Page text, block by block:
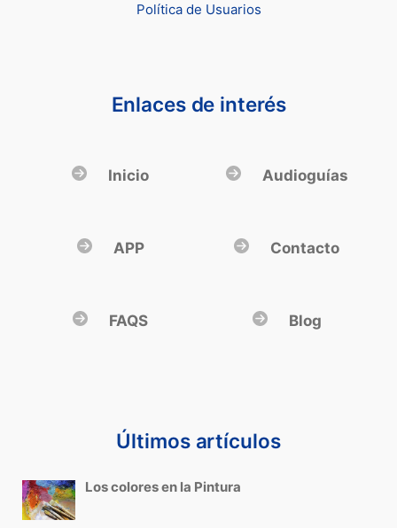
Política de Usuarios
Enlaces de interés
Inicio Audioguías
APP Contacto
FAQS Blog
Últimos artículos
Los colores en la Pintura